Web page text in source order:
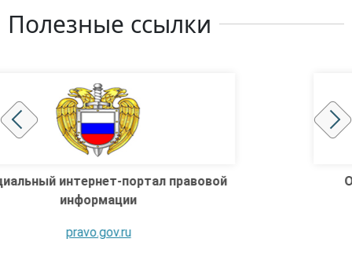
Полезные ссылки
Официальная интернет-площадка
"Навстречу детям!"